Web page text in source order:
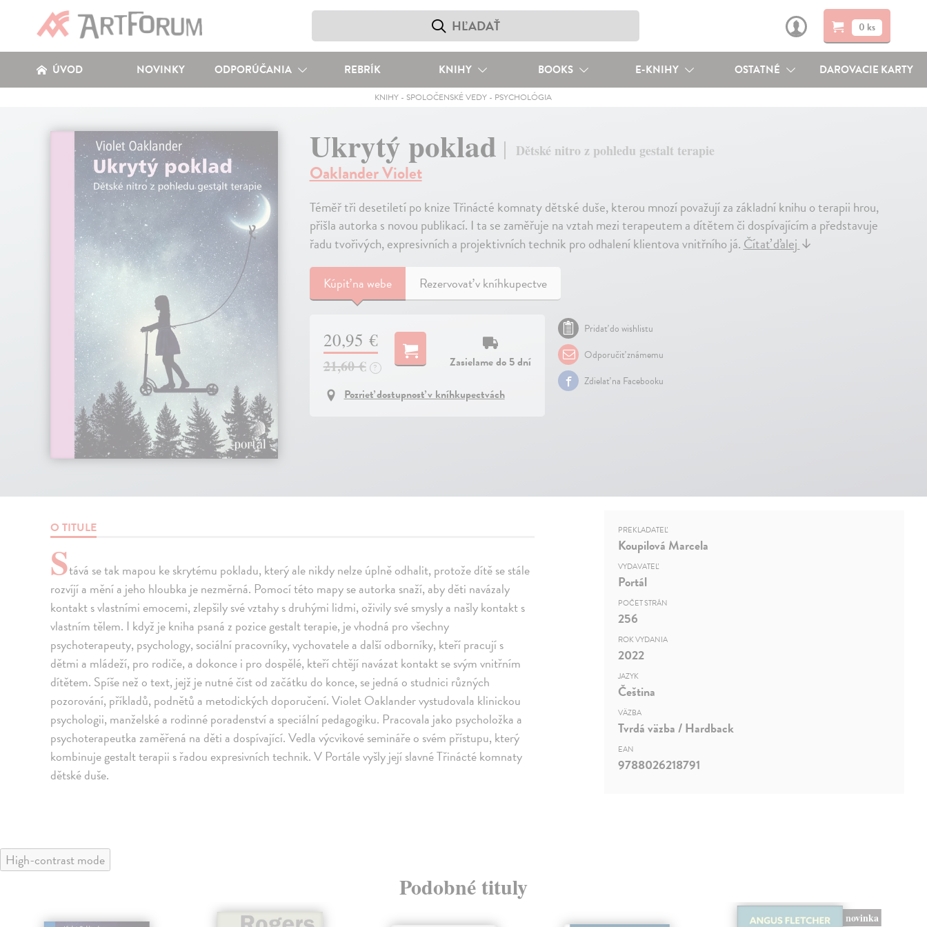
0 ks
ÚVOD NOVINKY ODPORÚČANIA REBRÍK KNIHY BOOKS E-KNIHY OSTATNÉ DAROVACIE KARTY
KNIHY - SPOLOČENSKÉ VEDY - PSYCHOLÓGIA
Ukrytý poklad Dětské nitro z pohledu gestalt terapie
Oaklander Violet
Téměř tři desetiletí po knize Třinácté komnaty dětské duše, kterou mnozí považují za základní knihu o terapii hrou,
přišla autorka s novou publikací. I ta se zaměřuje na vztah mezi terapeutem a dítětem či dospívajícím a představuje
řadu tvořivých, expresivních a projektivních technik pro odhalení klientova vnitřního já.Čítať ďalej↓
Kúpiťna webe Rezervovať v kníhkupectve
20,95 €
21,60 € ?
Zasielame do 5 dní
Pozrieť dostupnosť v kníhkupectvách
Pridať do wishlistu
Odporučiť známemu
Zdielať na Facebooku
O TITULE
Stává se tak mapou ke skrytému pokladu, který ale nikdy nelze úplně odhalit, protože dítě se stále
rozvíjí a mění a jeho hloubka je nezměrná. Pomocí této mapy se autorka snaží, aby děti navázaly
kontakt s vlastními emocemi, zlepšily své vztahy s druhými lidmi, oživily své smysly a našly kontakt s
vlastním tělem. I když je kniha psaná z pozice gestalt terapie, je vhodná pro všechny
psychoterapeuty, psychology, sociální pracovníky, vychovatele a další odborníky, kteří pracují s
dětmi a mládeží, pro rodiče, a dokonce i pro dospělé, kteří chtějí navázat kontakt se svým vnitřním
dítětem. Spíše než o text, jejž je nutné číst od začátku do konce, se jedná o studnici různých
pozorování, příkladů, podnětů a metodických doporučení. Violet Oaklander vystudovala klinickou
psychologii, manželské a rodinné poradenství a speciální pedagogiku. Pracovala jako psycholožka a
psychoterapeutka zaměřená na děti a dospívající. Vedla výcvikové semináře o svém přístupu, který
kombinuje gestalt terapii s řadou expresivních technik. V Portále vyšly její slavné Třinácté komnaty
dětské duše.
PREKLADATEĽ
Koupilová Marcela
VYDAVATEĽ
Portál
POČET STRÁN
256
ROK VYDANIA
2022
JAZYK
Čeština
VÄZBA
Tvrdá väzba / Hardback
EAN
9788026218791
High-contrast mode
Podobné tituly
novinka